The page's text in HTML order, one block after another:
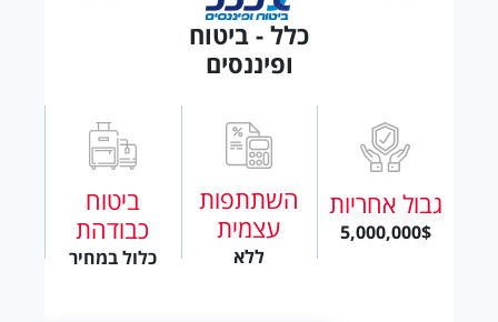
כלל - ביטוח
ופיננסים
גבול אחריות
5,000,000$
השתתפות
עצמית
ללא
ביטוח
כבודהת
כלול במחיר